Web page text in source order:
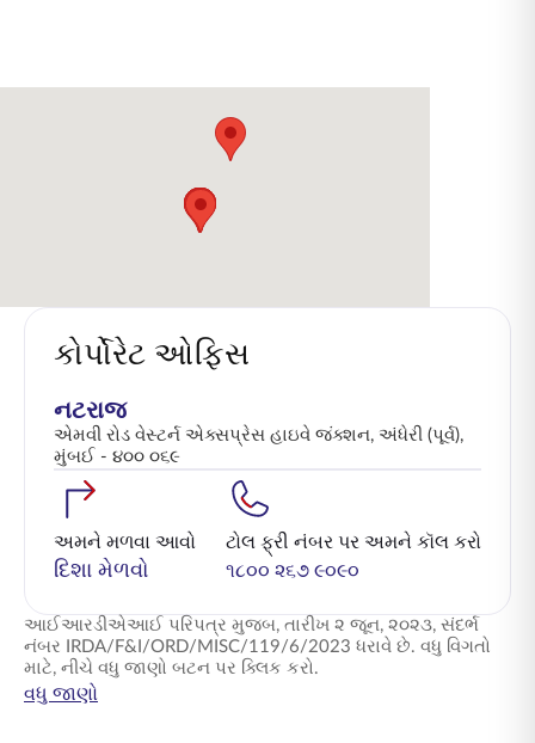
કોર્પોરેટ ઓફિસ
નટરાજ
એમવી રોડ વેસ્ટર્ન એક્સપ્રેસ હાઇવે જંક્શન, અંધેરી (પૂર્વ),
મુંબઈ - ૪૦૦ ૦૬૯
અમને મળવા આવો
દિશા મેળવો
ટોલ ફ્રી નંબર પર અમને કૉલ કરો
૧૮૦૦ ૨૬૭ ૯૦૯૦
આઈઆરડીએઆઈ પરિપત્ર મુજબ, તારીખ ૨ જૂન, ૨૦૨૩, સંદર્ભ
નંબર IRDA/F&I/ORD/MISC/119/6/2023 ધરાવે છે. વધુ વિગતો
માટે, નીચે વધુ જાણો બટન પર ક્લિક કરો.
વધુ જાણો